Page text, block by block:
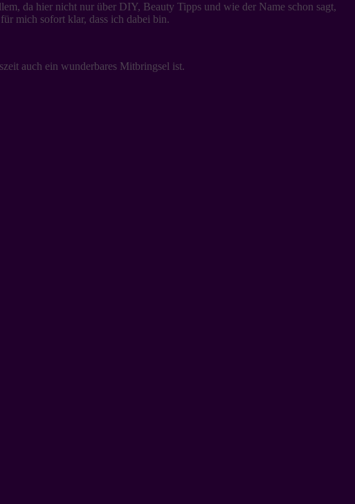
da hier nicht nur über DIY, Beauty Tipps und wie der Name schon sagt,
mich sofort klar, dass ich dabei bin.
auch ein wunderbares Mitbringsel ist.